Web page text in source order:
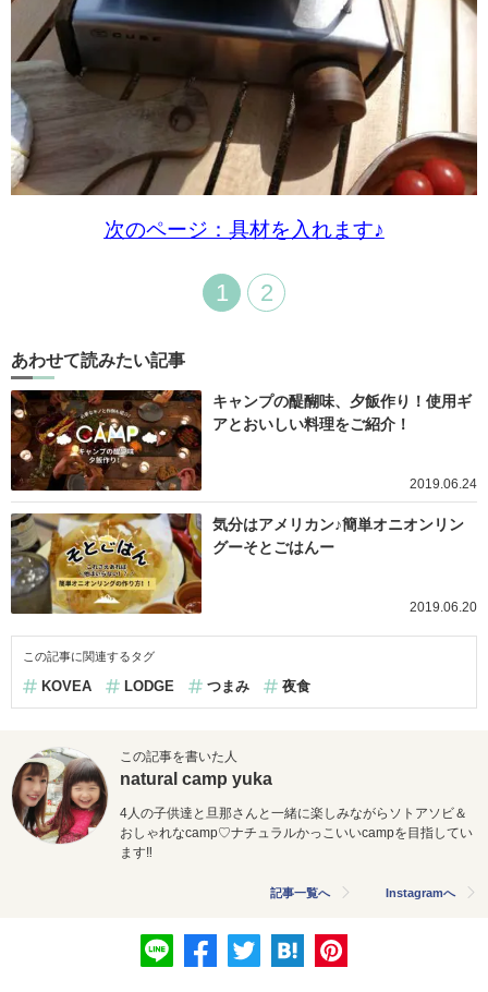
次のページ：具材を入れます♪
1 2
あわせて読みたい記事
キャンプの醍醐味、夕飯作り！使用ギ
アとおいしい料理をご紹介！
2019.06.24
気分はアメリカン♪簡単オニオンリン
グーそとごはんー
2019.06.20
この記事に関連するタグ
KOVEA LODGE つまみ 夜食
この記事を書いた人
natural camp yuka
4人の子供達と旦那さんと一緒に楽しみながらソトアソビ＆
おしゃれなcamp♡ナチュラルかっこいいcampを目指してい
ます‼
記事一覧へ Instagramへ